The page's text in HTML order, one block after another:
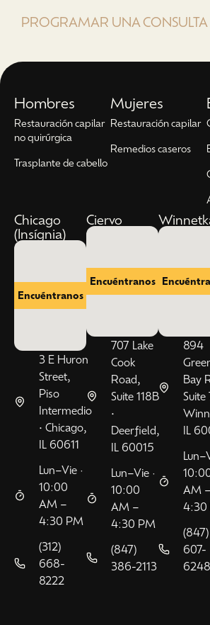
PROGRAMAR UNA CONSULTA
Hombres
Restauración capilar
no quirúrgica
Trasplante de cabello
Mujeres
Restauración capilar
Remedios caseros
Chicago
(Insígnia)
Encuéntranos
3 E Huron
Street,
Piso
Intermedio
• Chicago,
IL 60611
Lun–Vie ·
10:00
AM –
4:30 PM
(312)
668-
8222
Ciervo
Encuéntranos
707 Lake
Cook
Road,
Suite 118B
•
Deerfield,
IL 60015
Lun–Vie ·
10:00
AM –
4:30 PM
(847)
386-2113
894
Bay
Suite
IL
AM –
4:30
(847)
607-
6248